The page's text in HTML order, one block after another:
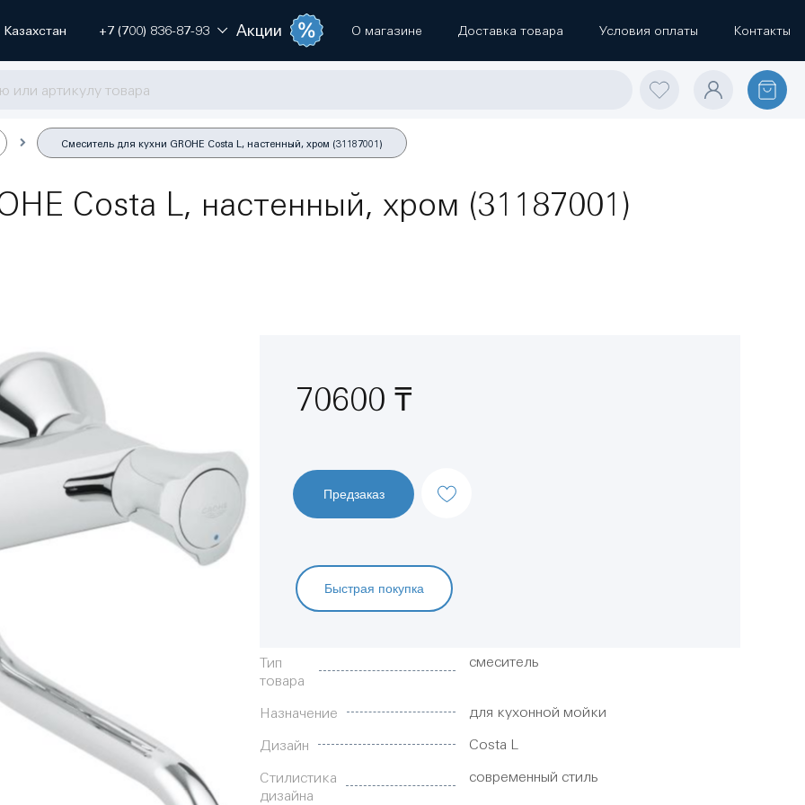
Казахстан +7 (700) 836-87-93 Акции О магазине Доставка товара Условия оплаты Контакты
Смеситель для кухни GROHE Costa L, настенный, хром (31187001)
Costa L, настенный, хром (31187001)
70600 ₸
Предзаказ
Быстрая покупка
Характеристики
Тип
товара
смеситель
Назначение для кухонной мойки
Дизайн Costa L
Стилистика
дизайна
современный стиль